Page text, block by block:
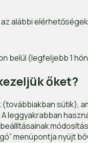
alábbi
belül (legfeljebb 1
őket?
sütik),
leggyakrabban
menüpontja nyújt